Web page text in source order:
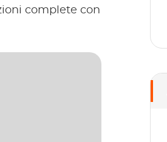
complete con